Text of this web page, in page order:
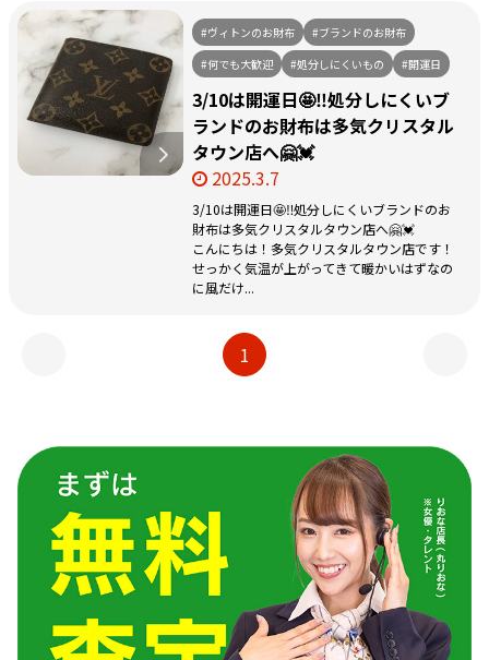
#ヴィトンのお財布
#ブランドのお財布
#何でも大歓迎
#処分しにくいもの #開運日
3/10は開運日🤩‼️処分しにくいブ
ランドのお財布は多気クリスタル
タウン店へ🤗💓
2025.3.7
3/10は開運日🤩‼️処分しにくいブランドのお
財布は多気クリスタルタウン店へ🤗💓
こんにちは！多気クリスタルタウン店です！
せっかく気温が上がってきて暖かいはずなの
に風だけ...
1